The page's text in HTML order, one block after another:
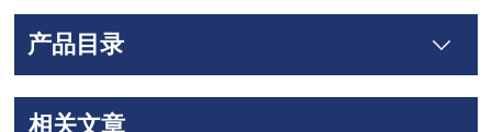
产品目录
相关文章